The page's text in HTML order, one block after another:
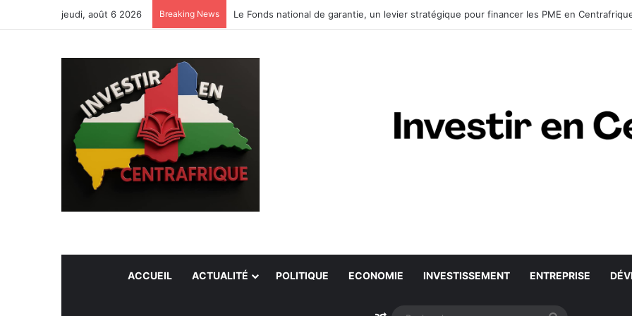
jeudi, août 6 2026 Breaking News Le Fonds national de garantie, un levier stratégique pour financer les PME en
ACCUEIL ACTUALITÉ POLITIQUE ECONOMIE INVESTISSEMENT ENTREPRISE